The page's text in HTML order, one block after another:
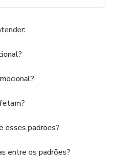
esses padrões?
entre os padrões?